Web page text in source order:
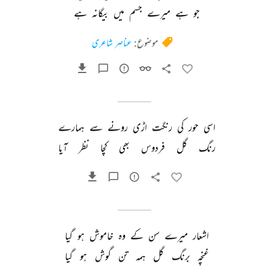
جو ہے میرے جسم میں بیگانہ ہے
موضوع: عناصر شاعری
اسی حور کی رنگت اڑی رونے سے ہمارے
رنگ
گل فردوس بھی کچا نظر آیا
اشعار میرے سن کے وہ خاموش ہو گیا
غنچہ برنگ گل ہمہ تن گوش ہو گیا